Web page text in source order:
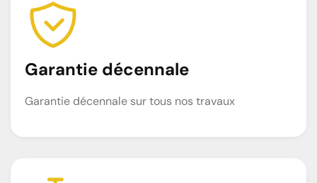
Garantie décennale
Garantie décennale sur tous nos travaux